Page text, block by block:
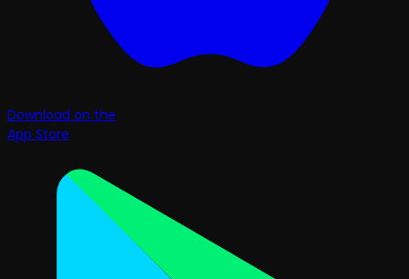
Download on the
App Store